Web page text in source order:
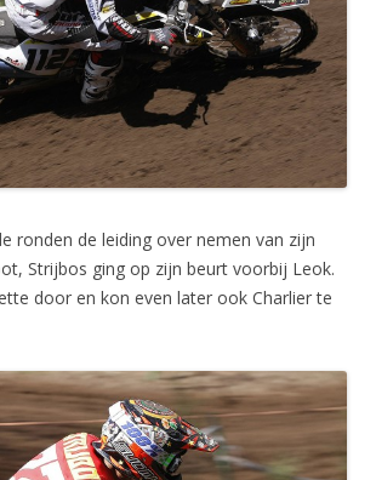
ronden de leiding over nemen van zijn
Strijbos ging op zijn beurt voorbij Leok.
door en kon even later ook Charlier te